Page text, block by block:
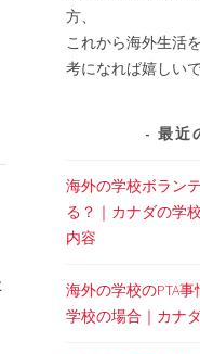
方、
これから海外生活
考になれば嬉しいで
最近
海外の学校ボラン
る？｜カナダの学
内容
海外の学校のPTA
学校の場合｜カナ